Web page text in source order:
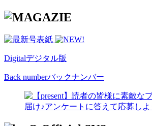
Digitalデジタル版
Back numberバックナンバー